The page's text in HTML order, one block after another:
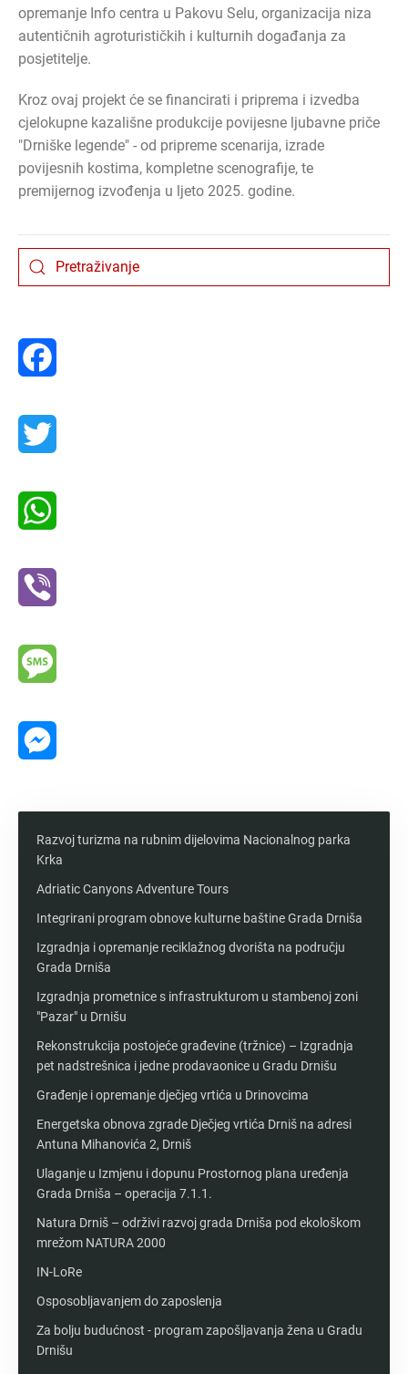
opremanje Info centra u Pakovu Selu, organizacija niza
autentičnih agroturističkih i kulturnih događanja za
posjetitelje.
Kroz ovaj projekt će se financirati i priprema i izvedba
cjelokupne kazališne produkcije povijesne ljubavne priče
"Drniške legende" - od pripreme scenarija, izrade
povijesnih kostima, kompletne scenografije, te
premijernog izvođenja u ljeto 2025. godine.
Razvoj turizma na rubnim dijelovima Nacionalnog parka
Krka
Adriatic Canyons Adventure Tours
Integrirani program obnove kulturne baštine Grada Drniša
Izgradnja i opremanje reciklažnog dvorišta na području
Grada Drniša
Izgradnja prometnice s infrastrukturom u stambenoj zoni
"Pazar" u Drnišu
Rekonstrukcija postojeće građevine (tržnice) – Izgradnja
pet nadstrešnica i jedne prodavaonice u Gradu Drnišu
Građenje i opremanje dječjeg vrtića u Drinovcima
Energetska obnova zgrade Dječjeg vrtića Drniš na adresi
Antuna Mihanovića 2, Drniš
Ulaganje u Izmjenu i dopunu Prostornog plana uređenja
Grada Drniša – operacija 7.1.1.
Natura Drniš – održivi razvoj grada Drniša pod ekološkom
mrežom NATURA 2000
IN-LoRe
Osposobljavanjem do zaposlenja
Za bolju budućnost - program zapošljavanja žena u Gradu
Drnišu